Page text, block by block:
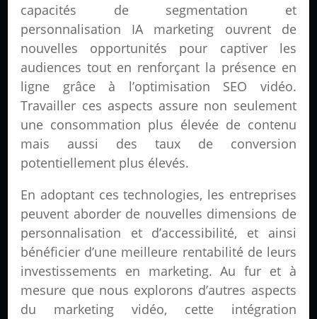
capacités de segmentation et
personnalisation IA marketing ouvrent de
nouvelles opportunités pour captiver les
audiences tout en renforçant la présence en
ligne grâce à l’optimisation SEO vidéo.
Travailler ces aspects assure non seulement
une consommation plus élevée de contenu
mais aussi des taux de conversion
potentiellement plus élevés.
En adoptant ces technologies, les entreprises
peuvent aborder de nouvelles dimensions de
personnalisation et d’accessibilité, et ainsi
bénéficier d’une meilleure rentabilité de leurs
investissements en marketing. Au fur et à
mesure que nous explorons d’autres aspects
du marketing vidéo, cette intégration